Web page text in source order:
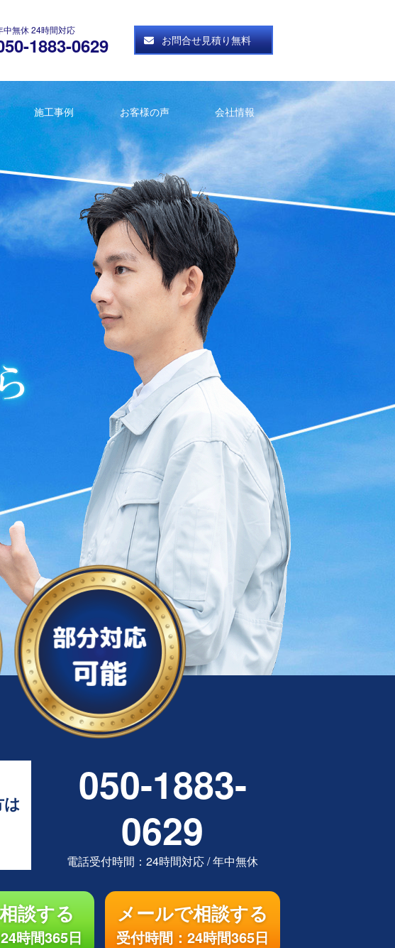
中無休 24時間対応
1883-0629 お問合せ見積り無料
施工事例 お客様の声 会社情報
050-1883-
0629
電話受付時間：24時間対応/年中無休
談する
時間365日
メールで相談する
受付時間：24時間365日